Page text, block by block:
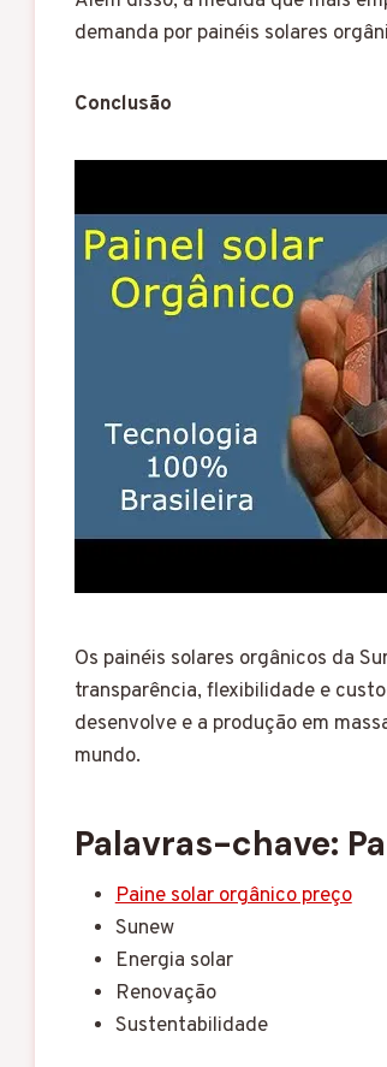
demanda por painéis solares
Conclusão
Os painéis solares orgânicos da
transparência, flexibilidade e
desenvolve e a produção em
mundo.
Palavras-chave:
Paine solar orgânico preço
Sunew
Energia solar
Renovação
Sustentabilidade